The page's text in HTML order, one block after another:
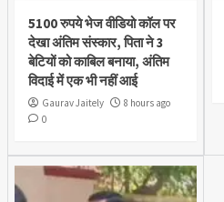
5100 रुपये भेज वीडियो कॉल पर
देखा अंतिम संस्कार, पिता ने 3
बेटियों को काबिल बनाया, अंतिम
विदाई में एक भी नहीं आई
Gaurav Jaitely
8 hours ago
0